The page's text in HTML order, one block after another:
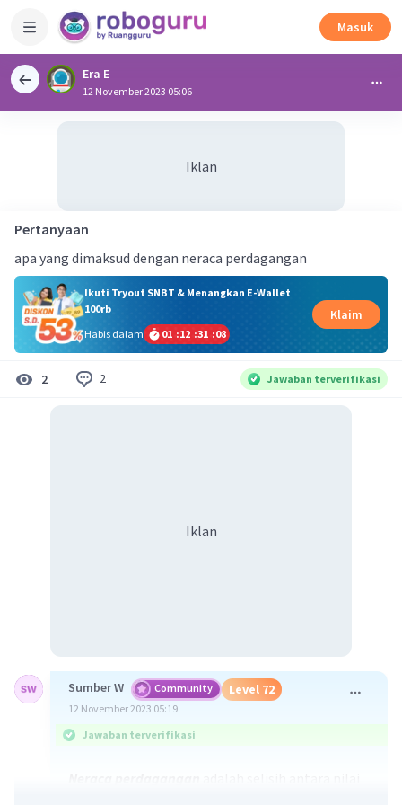
Masuk
Era E
12 November 2023 05:06
Iklan
Pertanyaan
apa yang dimaksud dengan neraca perdagangan
Ikuti Tryout SNBT & Menangkan E-Wallet
100rb
Habis dalam
01 :12 :31 :08
Klaim
2 2 Jawaban terverifikasi
Iklan
Sumber W Community Level 72
12 November 2023 05:19
Jawaban terverifikasi